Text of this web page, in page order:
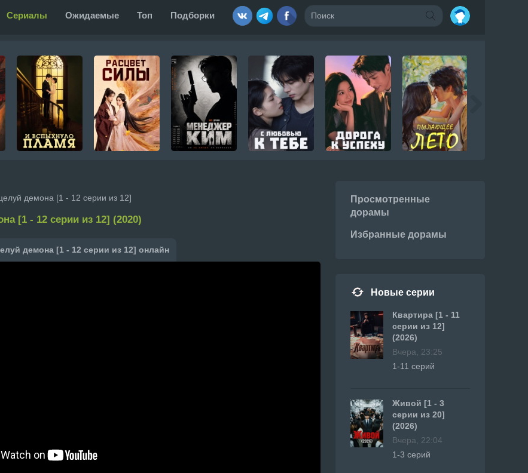
Сериалы Ожидаемые Топ Подборки
демона [1 - 12 серии из 12]
[1 - 12 серии из 12] (2020)
демона [1 - 12 серии из 12] онлайн
Просмотренные
дорамы
Избранные дорамы
Новые серии
Квартира [1 - 11
серии из 12]
(2026)
Вчера, 23:25
1-11 серий
Живой [1 - 3
серии из 20]
(2026)
Вчера, 22:04
1-3 серий